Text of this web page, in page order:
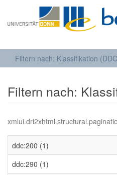
Filtern nach: Klassifikation
Filtern nach:
ddc:200 (1)
ddc:290 (1)